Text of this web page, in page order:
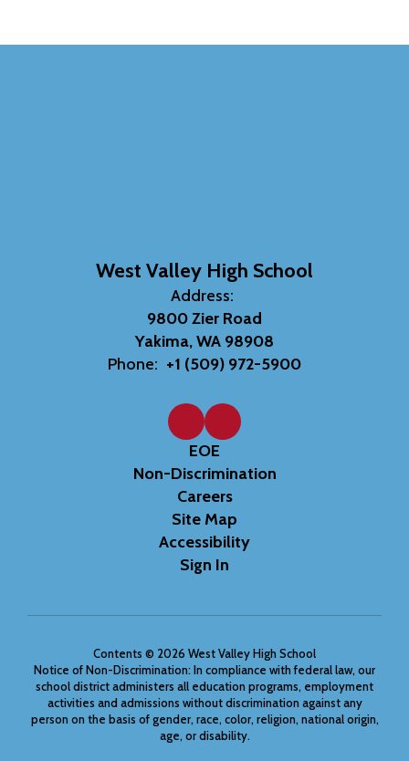
West Valley High School
Address:
9800 Zier Road
Yakima, WA 98908
Phone: +1 (509) 972-5900
EOE
Non-Discrimination
Careers
Site Map
Accessibility
Sign In
Contents © 2026 West Valley High School
Notice of Non-Discrimination: In compliance with federal law, our
school district administers all education programs, employment
activities and admissions without discrimination against any
person on the basis of gender, race, color, religion, national origin,
age, or disability.